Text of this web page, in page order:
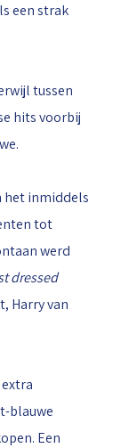
een strak
tussen
hits voorbij
het inmiddels
tot
werd
dressed
Harry van
blauwe
Een